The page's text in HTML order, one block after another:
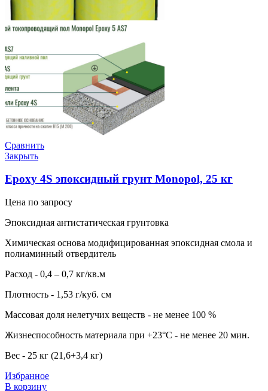
Сравнить
Закрыть
Epoxy 4S эпоксидный грунт Monopol, 25 кг
Цена по запросу
Эпоксидная антистатическая грунтовка
Химическая основа модифицированная эпоксидная смола и
полиаминный отвердитель
Расход - 0,4 – 0,7 кг/кв.м
Плотность - 1,53 г/куб. см
Массовая доля нелетучих веществ - не менее 100 %
Жизнеспособность материала при +23°С - не менее 20 мин.
Вес - 25 кг (21,6+3,4 кг)
Избранное
В корзину